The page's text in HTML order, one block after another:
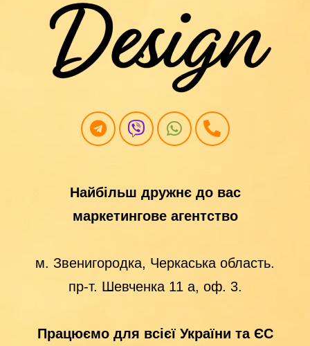
Найбільш дружнє до вас
маркетингове агентство
м. Звенигородка, Черкаська область.
пр-т. Шевченка 11 а, оф. 3.
Працюємо для всієї України та ЄС